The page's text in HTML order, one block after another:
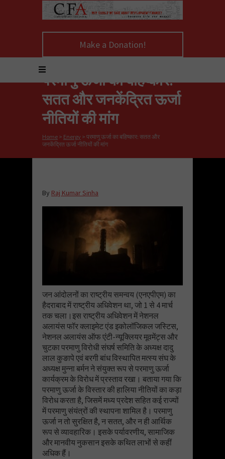
Make a Donation!
परमाणु ऊर्जा का बहिष्कार:
सतत और जनकेंद्रित ऊर्जा
नीतियों की मांग
Home > Energy > परमाणु ऊर्जा का बहिष्कार: सतत और
जनकेंद्रित ऊर्जा नीतियों की मांग
By Raj Kumar Sinha
जन आंदोलनों का राष्ट्रीय समन्वय (एनएपीएम) का
हैदराबाद में राष्ट्रीय अधिवेशन था, जो 1 से 4 मार्च
तक चला।इस राष्ट्रीय अधिवेशन में नेशनल
अलायंस फॉर क्लाइमेट एंड इकोलॉजिकल जस्टिस,
नेशनल अलायंस ऑफ एंटी-न्यूक्लियर मूवमेंट्स और
चुटका परमाणु विरोधी संघर्ष समिति के अध्यक्ष दादु
लाल कुङापे एवं बरगी बांध विस्थापित मत्स्य संघ के
अध्यक्ष मुन्ना बर्मन ने संयुक्त रूप से परमाणु ऊर्जा
कार्यक्रम के विरोध में प्रस्ताव रखा। बताया गया कि
परमाणु ऊर्जा के विस्तार की हालिया नीतियों का कड़ा
विरोध करता है, जिसमें मध्य प्रदेश सहित कई राज्यों
में परमाणु संयंत्रों की स्थापना शामिल है। परमाणु
ऊर्जा न तो सुरक्षित है, न सतत, और न ही आर्थिक
रूप से व्यावहारिक। इसके पर्यावरणीय, सामाजिक
और मानवीय नुकसान इसके कथित लाभों से कहीं
अधिक हैं।